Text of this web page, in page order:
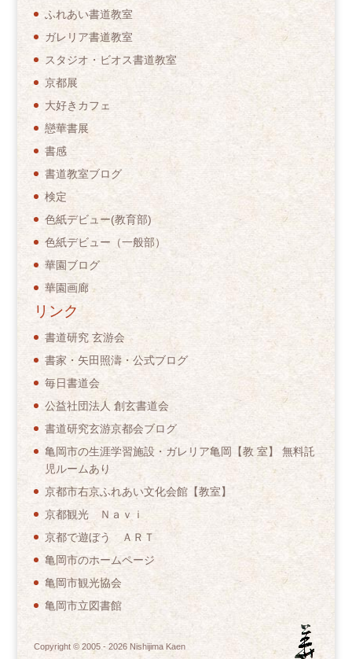
ふれあい書道教室
ガレリア書道教室
スタジオ・ビオス書道教室
京都展
大好きカフェ
戀華書展
書感
書道教室ブログ
検定
色紙デビュー(教育部)
色紙デビュー（一般部）
華園ブログ
華園画廊
リンク
書道研究 玄游会
書家・矢田照濤・公式ブログ
毎日書道会
公益社団法人 創玄書道会
書道研究玄游京都会ブログ
亀岡市の生涯学習施設・ガレリア亀岡【教 室】 無料託
児ルームあり
京都市右京ふれあい文化会館【教室】
京都観光 Ｎａｖｉ
京都で遊ぼう ＡＲＴ
亀岡市のホームページ
亀岡市観光協会
亀岡市立図書館
Copyright © 2005 - 2026Nishijima Kaen